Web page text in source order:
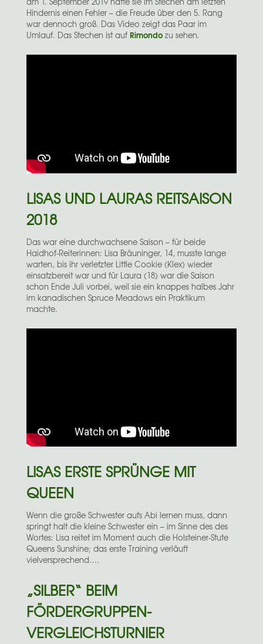
Hindernis einen Fehler – die Freude über den 5. Rang
war dennoch groß. Das Video zeigt das Paar im
Umlauf. Das Stechen ist auf Rimondo zu sehen.
LISAS UND LAURAS REITSAISON
2018
Das war eine durchwachsene Saison – für beide
Haidhof-Reiterinnen: Lisa Bräuninger, 14, musste lange
warten, bis ihr verletzter Little Cookie (Klex) wieder
einsatzbereit war und für Laura (18) war die Saison
schon Ende Juli vorbei, weil sie ein knappes halbes Jahr
im kanadischen Spruce Meadows ein Praktikum
machte.
LISAS ERSTE SPRÜNGE MIT
QUEEN
Wenn die große Schwester aufs Abi lernen muss, dann
springt halt die kleine Schwester ein – im Sinne des des
Wortes: Lisa reitet im Moment auch die Holsteiner-Stute
Queens Sunshine; das erste Training verläuft
vielversprechend….
„SILBER“ BEIM
FÖRDERGRUPPEN-
VERGLEICHSTURNIER